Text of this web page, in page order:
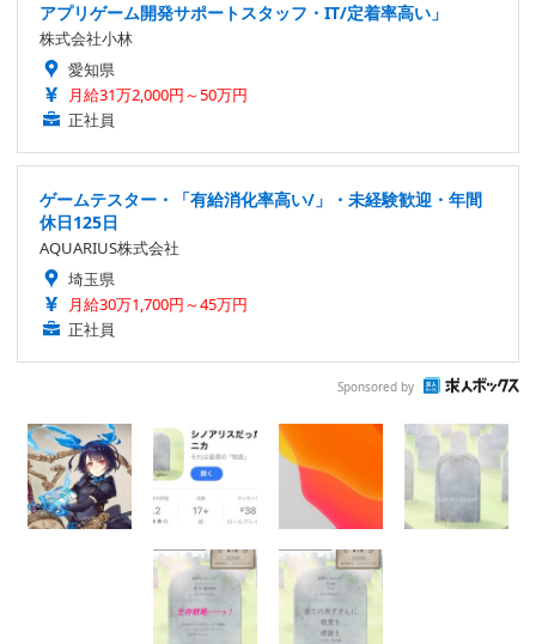
アプリゲーム開発サポートスタッフ・IT/定着率高い」
株式会社小林
愛知県
月給31万2,000円～50万円
正社員
ゲームテスター・「有給消化率高い/」・未経験歓迎・年間
休日125日
AQUARIUS株式会社
埼玉県
月給30万1,700円～45万円
正社員
Sponsored by